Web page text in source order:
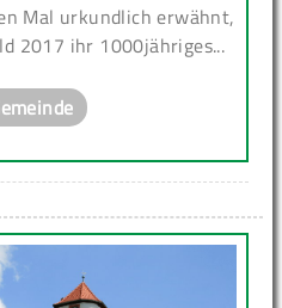
Mal urkundlich erwähnt,
2017 ihr 1000jähriges...